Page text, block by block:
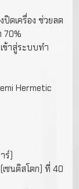
ปิดเครื่อง ช่วยลด
70%
ข้าสู่ระบบทํา
Hermetic
ร์)
ซนติสโตก) ที่ 40